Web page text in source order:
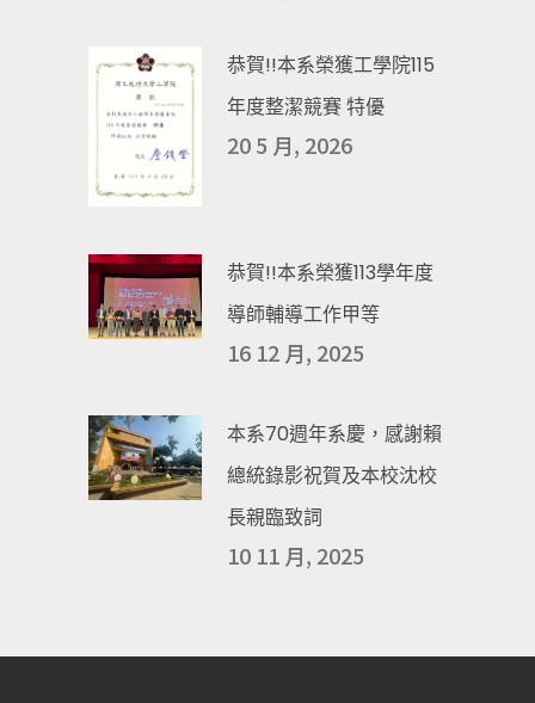
恭賀!!本系榮獲工學院115
年度整潔競賽 特優
20 5 月, 2026
恭賀!!本系榮獲113學年度
導師輔導工作甲等
16 12 月, 2025
本系70週年系慶，感謝賴
總統錄影祝賀及本校沈校
長親臨致詞
10 11 月, 2025